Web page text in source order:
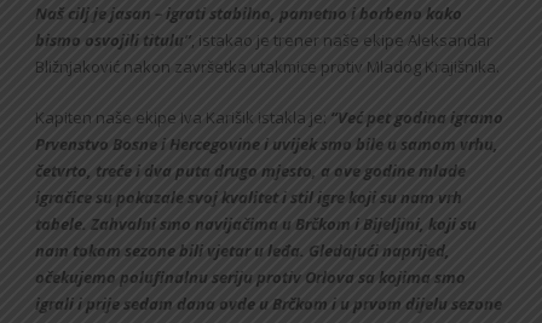
Naš cilj je jasan – igrati stabilno, pametno i borbeno kako
bismo osvojili titulu”, istakao je trener naše ekipe Aleksandar
Bližnjaković nakon završetka utakmice protiv Mladog Krajišnika.
Kapiten naše ekipe Iva Karišik istakla je: “Već pet godina igramo
Prvenstvo Bosne i Hercegovine i uvijek smo bile u samom vrhu,
četvrto, treće i dva puta drugo mjesto, a ove godine mlade
igračice su pokazale svoj kvalitet i stil igre koji su nam vrh
tabele. Zahvalni smo navijačima u Brčkom i Bijeljini, koji su
nam tokom sezone bili vjetar u leđa. Gledajući naprijed,
očekujemo polufinalnu seriju protiv Orlova sa kojima smo
igrali i prije sedam dana ovde u Brčkom i u prvom dijelu sezone